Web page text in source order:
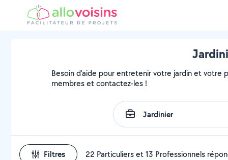
Besoin d'aide pour entretenir votre jardin et votre
membres et contactez-les !
Filtres 22 Particuliers et 13 Professionnels